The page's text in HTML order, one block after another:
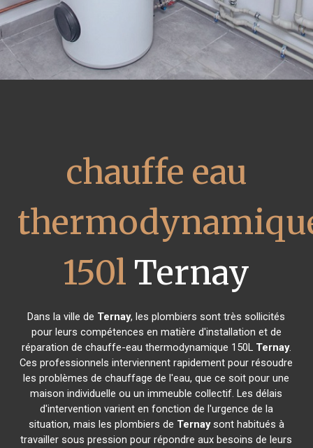
chauffe eau
150l Ternay
Dans la ville de Ternay, les plombiers sont très sollicités
pour leurs compétences en matière d'installation et de
réparation de chauffe-eau thermodynamique 150L Ternay.
Ces professionnels interviennent rapidement pour résoudre
les problèmes de chauffage de l'eau, que ce soit pour une
maison individuelle ou un immeuble collectif. Les délais
d'intervention varient en fonction de l'urgence de la
situation, mais les plombiers de Ternaysont habitués à
travailler sous pression pour répondre aux besoins de leurs